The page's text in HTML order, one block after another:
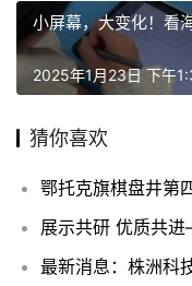
小屏幕，大变化！看
2025年1月23日 下午
猜你喜欢